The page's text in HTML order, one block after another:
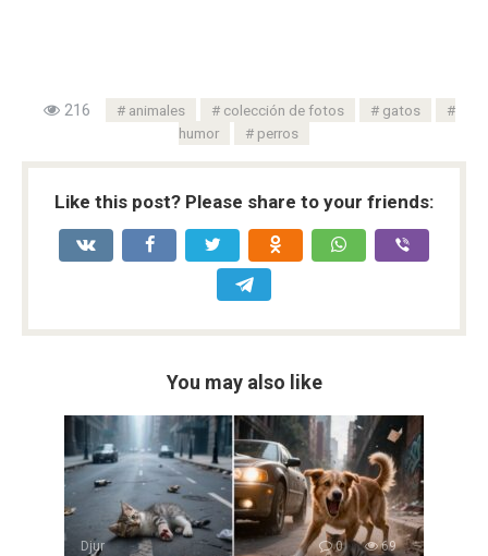
216 animales colección de fotos
gatos
humor
perros
Like this post? Please share to your friends:
You may also like
Djur 0 69